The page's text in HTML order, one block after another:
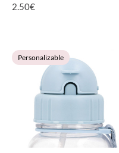
2.50€
VER PRODUCTO
Personalizable